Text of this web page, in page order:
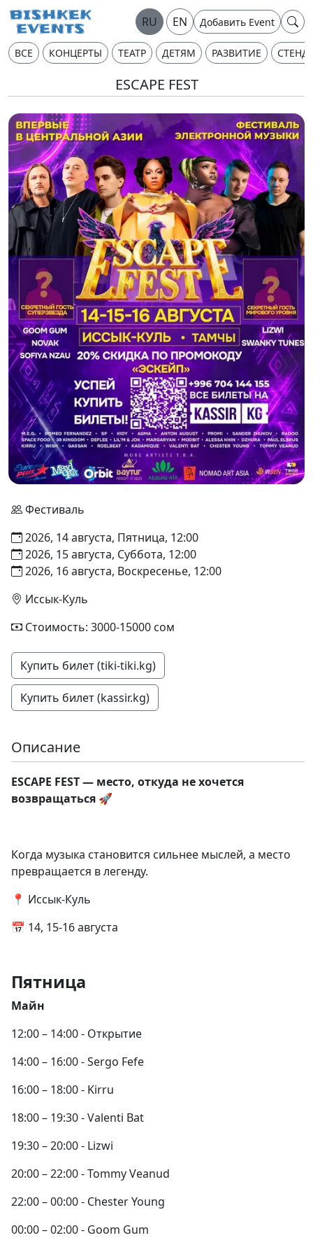
RU EN Добавить Event
ВСЕ КОНЦЕРТЫ ТЕАТР ДЕТЯМ РАЗВИТИЕ
ESCAPE FEST
Фестиваль
2026, 14 августа, Пятница, 12:00
2026, 15 августа, Суббота, 12:00
2026, 16 августа, Воскресенье, 12:00
Иссык-Куль
Стоимость: 3000-15000 сом
Купить билет (tiki-tiki.kg)
Купить билет (kassir.kg)
Описание
ESCAPE FEST — место, откуда не хочется
возвращаться 🚀
Когда музыка становится сильнее мыслей, а место
превращается в легенду.
📍 Иссык-Куль
📅 14, 15-16 августа
Пятница
Майн
12:00 – 14:00 - Открытие
14:00 – 16:00 - Sergo Fefe
16:00 – 18:00 - Kirru
18:00 – 19:30 - Valenti Bat
19:30 – 20:00 - Lizwi
20:00 – 22:00 - Tommy Veanud
22:00 – 00:00 - Chester Young
00:00 – 02:00 - Goom Gum